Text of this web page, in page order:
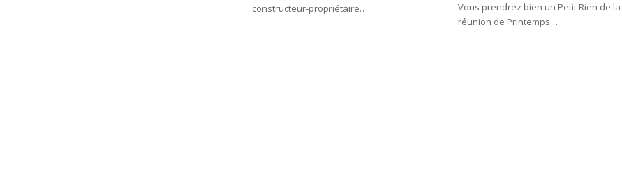
constructeur-propriétaire…
Vous prendrez bien un Petit Rien de la
réunion de Printemps…